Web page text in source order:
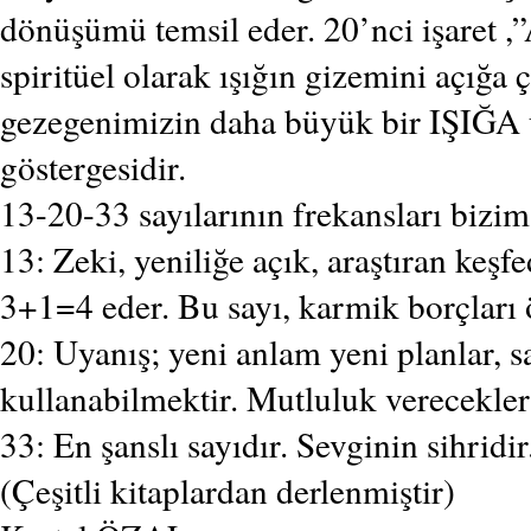
dönüşümü temsil eder. 20’nci işaret
spiritüel olarak ışığın gizemini
gezegenimizin daha büyük bir
göstergesidir.
13-20-33 sayılarının frekansları
13: Zeki, yeniliğe açık, araştıran
3+1=4 eder. Bu sayı, karmik
20: Uyanış; yeni anlam yeni planlar,
kullanabilmektir. Mutluluk
33: En şanslı sayıdır. Sevginin
(Çeşitli kitaplardan derlenmiştir)